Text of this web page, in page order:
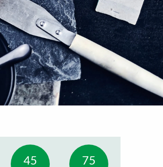
45 75